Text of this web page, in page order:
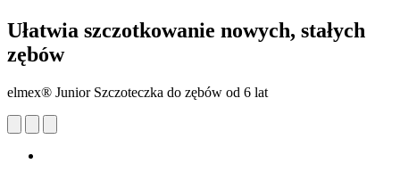
Ułatwia szczotkowanie nowych, stałych
zębów
elmex® Junior Szczoteczka do zębów od 6 lat